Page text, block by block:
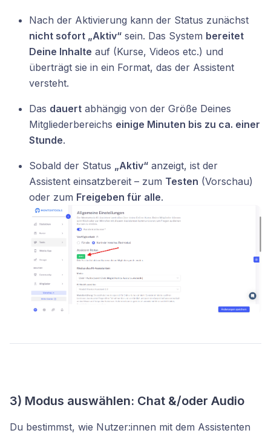
Nach der Aktivierung kann der Status zunächst
nicht sofort „Aktiv“ sein. Das System bereitet
Deine Inhalte auf (Kurse, Videos etc.) und
überträgt sie in ein Format, das der Assistent
versteht.
Das dauert abhängig von der Größe Deines
Mitgliederbereichs einige Minuten bis zu ca. einer
Stunde.
Sobald der Status „Aktiv“ anzeigt, ist der
Assistent einsatzbereit – zum Testen (Vorschau)
oder zum Freigeben für alle.
3) Modus auswählen: Chat &/oder Audio
Du bestimmst, wie Nutzer:innen mit dem Assistenten